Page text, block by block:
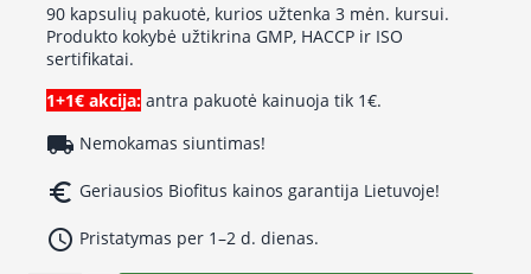
90 kapsulių pakuotė, kurios užtenka 3 mėn. kursui.
Produkto kokybė užtikrina GMP, HACCP ir ISO
sertifikatai.
1+1€ akcija: antra pakuotė kainuoja tik 1€.
local_shipping Nemokamas siuntimas!
euro_symbol Geriausios Biofitus kainos garantija Lietuvoje!
access_time Pristatymas per 1–2 d. dienas.